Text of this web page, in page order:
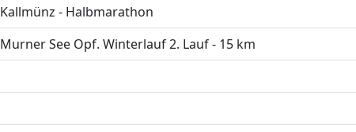
Kallmünz - Halbmarathon
Murner See Opf. Winterlauf 2. Lauf - 15 km